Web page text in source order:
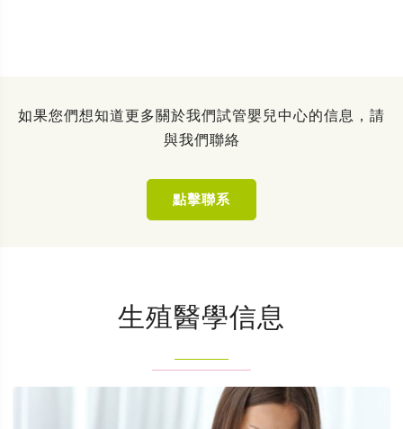
如果您們想知道更多關於我們試管嬰兒中心的信息，請
與我們聯絡
點擊聯系
生殖醫學信息